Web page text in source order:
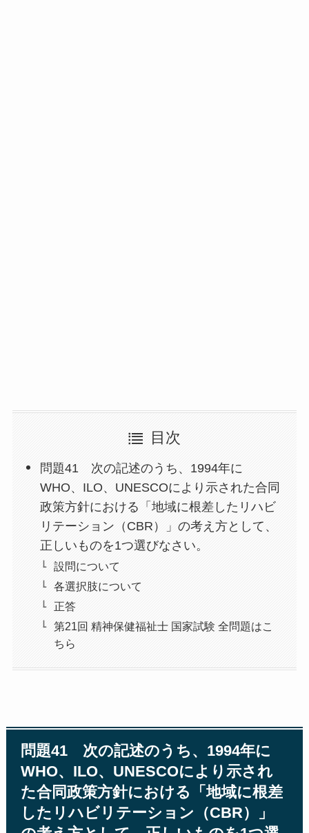
目次
問題41 次の記述のうち、1994年に
WHO、ILO、UNESCOにより示された合同
政策方針における「地域に根差したリハビ
リテーション（CBR）」の考え方として、
正しいものを1つ選びなさい。
設問について
各選択肢について
正答
第21回 精神保健福祉士 国家試験 全問題はこ
ちら
問題41 次の記述のうち、1994年に
WHO、ILO、UNESCOにより示され
た合同政策方針における「地域に根差
したリハビリテーション（CBR）」